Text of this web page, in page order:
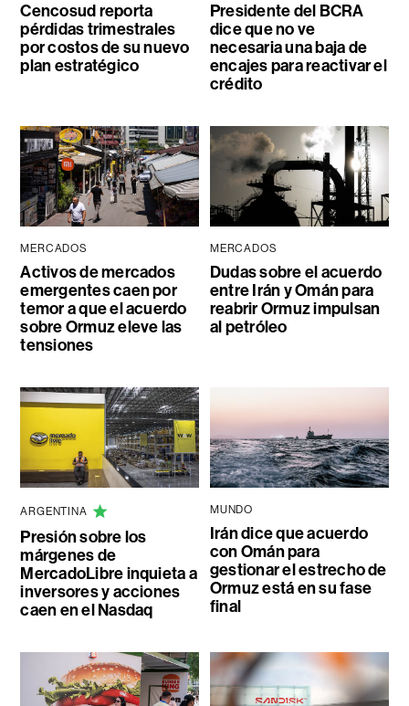
Cencosud reporta
pérdidas trimestrales
por costos de su nuevo
plan estratégico
Presidente del BCRA
dice que no ve
necesaria una baja de
encajes para reactivar el
crédito
MERCADOS
Activos de mercados
emergentes caen por
temor a que el acuerdo
sobre Ormuz eleve las
tensiones
MERCADOS
Dudas sobre el acuerdo
entre Irán y Omán para
reabrir Ormuz impulsan
al petróleo
ARGENTINA
Presión sobre los
márgenes de
MercadoLibre inquieta a
inversores y acciones
caen en el Nasdaq
MUNDO
Irán dice que acuerdo
con Omán para
gestionar el estrecho de
Ormuz está en su fase
final